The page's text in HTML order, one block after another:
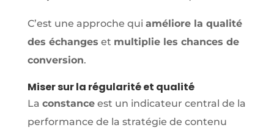
C’est une approche qui améliore la qualité
des échanges et multiplie les chances de
conversion.
Miser sur la régularité et qualité
La constanceest un indicateur central de la
performance de la stratégie de contenu